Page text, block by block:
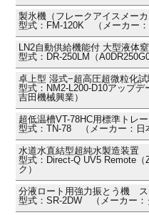
製氷機（フレークアイスメーカ
型式：FM-120K （メーカー：
LN2自動供給機能付 大型液体
型式：DR-250LM（
卓上型 湿式−超高圧超微粒化
型式：NM2-L200-D10アップ
吉田機械興業）
超低温槽VT-78HC用標準トレー
型式：TN-78 （メーカー：日
水道水直結型超純水製造装置
型式：Direct-Q UV5 Remote
ク）
分液ロート用強力振とう機 ス
型式：SR-2DW （メーカー：